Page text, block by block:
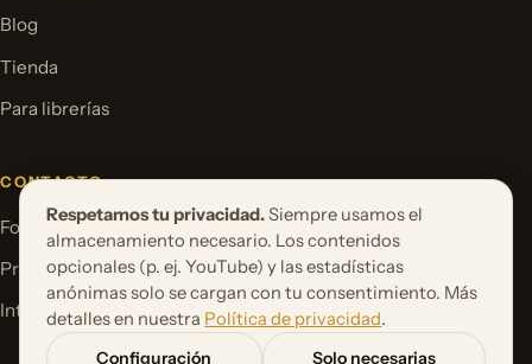
Blog
Tienda
Para librerías
CONTACTO
Formulario de contacto
Proponer un proyecto de libro
International Rights
Respetamos tu privacidad. Siempre usamos el
almacenamiento necesario. Los contenidos
opcionales (p. ej. YouTube) y las estadísticas
anónimas solo se cargan con tu consentimiento. Más
detalles en nuestra Política de privacidad.
Configuración
Solo necesarias